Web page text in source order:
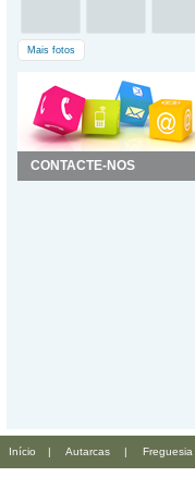
Mais fotos
CONTACTE-NOS
Início | Autarcas | Freguesia